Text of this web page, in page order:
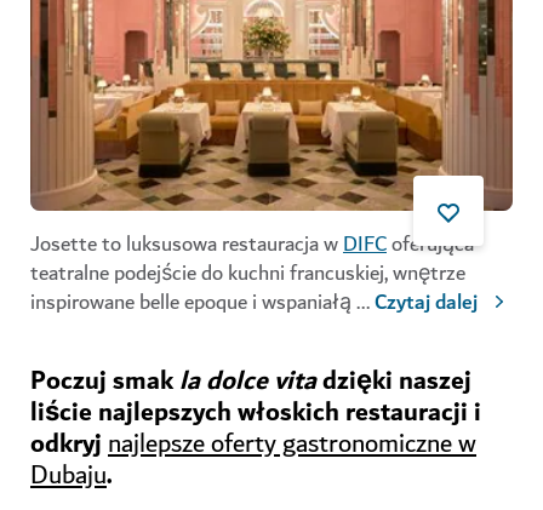
Josette to luksusowa restauracja wDIFCoferująca
teatralne podejście do kuchni francuskiej, wnętrze
inspirowane belle epoque i wspaniałą...Czytaj dalej
Poczuj smakla dolce vitadzięki naszej
liście najlepszych włoskich restauracji i
odkryjnajlepsze oferty gastronomiczne w
Dubaju.